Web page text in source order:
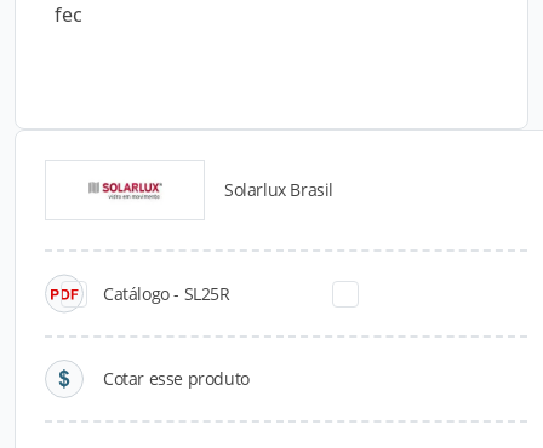
fec
Solarlux Brasil
Catálogo - SL25R
Cotar esse produto
Catálogos para Download